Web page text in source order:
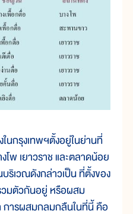
รุงเทพฯตั้งอยู่ในย่านที่
โพ เยาวราช และตลาดน้อย
ริเวณดังกล่าวเป็น ที่ตั้งของ
วมตัวกันอยู่ หรือผสม
การผสมกลมกลืนในที่นี้ คือ